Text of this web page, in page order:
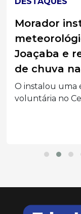
Morador
Joaçaba e
de chuva
O instalou uma
voluntária no